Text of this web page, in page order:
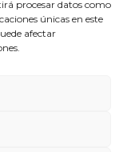
procesar datos como
únicas en este
afectar